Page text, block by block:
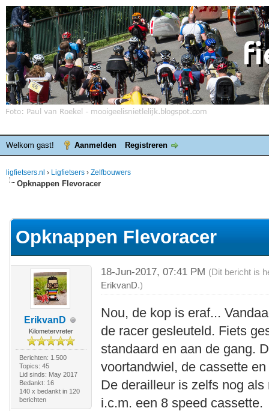
Welkom gast! Aanmelden Registreren
ligfietsers.nl › Ligfietsers › Zelfbouwers
Opknappen Flevoracer
Opknappen Flevoracer
ErikvanD
Kilometervreter
Berichten: 1.500
Topics: 45
Lid sinds: May 2017
Bedankt: 16
140 x bedankt in 120
berichten
18-Jun-2017, 07:41 PM (Dit bericht is
ErikvanD.)
Nou, de kop is eraf...
de racer gesleuteld. Fiets
standaard en aan de gang.
voortandwiel, de cassette
De derailleur is zelfs nog
i.c.m. een 8 speed cassette.